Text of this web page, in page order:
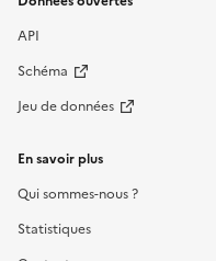
API
Schéma
Jeu de données
En savoir plus
Qui sommes-nous ?
Statistiques